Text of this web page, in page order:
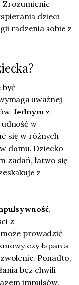
Zrozumienie
dzieci
radzenia sobie z
być
uważnej
Jednym z
w
się w różnych
domu. Dziecko
zadań, łatwo się
z
.
z
prowadzić
czy łapania
Ponadto,
bez chwili
impulsów.